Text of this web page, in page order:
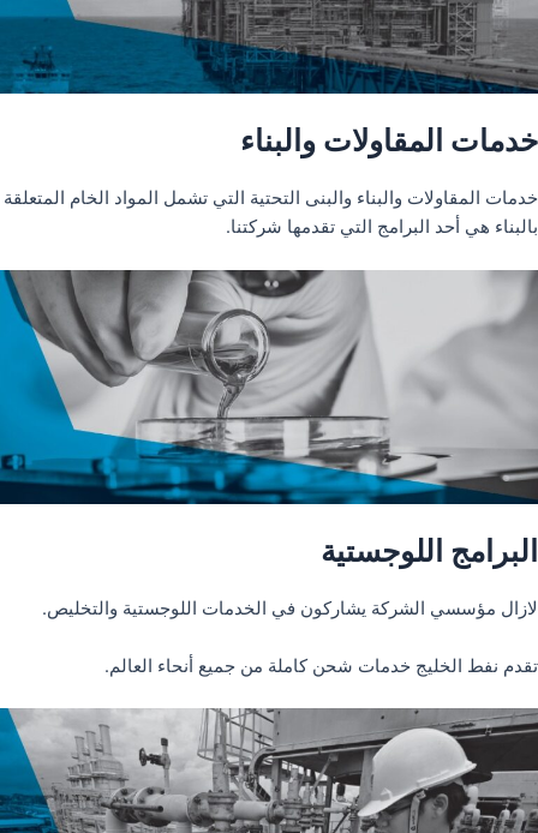
خدمات المقاولات والبناء
خدمات المقاولات والبناء والبنى التحتية التي تشمل المواد الخام المتعلقة
بالبناء هي أحد البرامج التي تقدمها شركتنا.
البرامج اللوجستية
لازال مؤسسي الشركة يشاركون في الخدمات اللوجستية والتخليص.
تقدم نفط الخليج خدمات شحن كاملة من جميع أنحاء العالم.